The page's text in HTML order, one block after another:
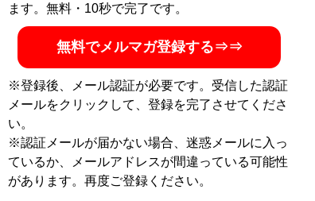
ます。無料・10秒で完了です。
無料でメルマガ登録する⇒⇒
※登録後、メール認証が必要です。受信した認証
メールをクリックして、登録を完了させてくださ
い。
※認証メールが届かない場合、迷惑メールに入っ
ているか、メールアドレスが間違っている可能性
があります。再度ご登録ください。